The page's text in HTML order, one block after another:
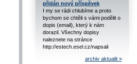
přidán nový příspěvek
I my se rádi chlubíme a proto
bychom se chtěli s vámi podělit o
dopis (email), který k nám
dorazil. Všechny dopisy
naleznete na stránce
http://estech.esel.cz/napsali
archiv aktualit »